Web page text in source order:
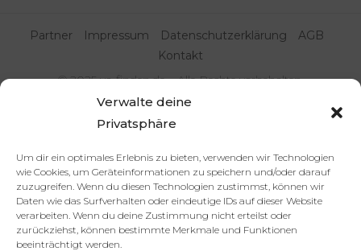
Verwalte deine
Privatsphäre
Um dir ein optimales Erlebnis zu bieten, verwenden wir Technologien
wie Cookies, um Geräteinformationen zu speichern und/oder darauf
zuzugreifen. Wenn du diesen Technologien zustimmst, können wir
Daten wie das Surfverhalten oder eindeutige IDs auf dieser Website
verarbeiten. Wenn du deine Zustimmung nicht erteilst oder
zurückziehst, können bestimmte Merkmale und Funktionen
beeinträchtigt werden.
© 2025 va-finden.de – Alle Rechte vorbehalten.
Partner Impressum Datenschutzerklärung
AGB
Kontakt
Virtuelle Assistenz & Freelancer
finden | VA Expert:innenportal